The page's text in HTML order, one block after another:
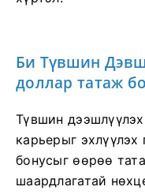
Би Түвшин
доллар татаж
Түвшин
карьерыг
бонусыг өөрөө
шаардлагатай